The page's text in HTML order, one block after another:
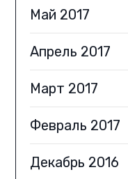
Май 2017
Апрель 2017
Март 2017
Февраль 2017
Декабрь 2016